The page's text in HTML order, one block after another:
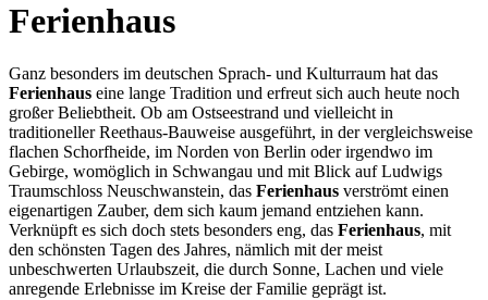
Ferienhaus
Ganz besonders im deutschen Sprach- und Kulturraum hat das
Ferienhaus eine lange Tradition und erfreut sich auch heute noch
großer Beliebtheit. Ob am Ostseestrand und vielleicht in
traditioneller Reethaus-Bauweise ausgeführt, in der vergleichsweise
flachen Schorfheide, im Norden von Berlin oder irgendwo im
Gebirge, womöglich in Schwangau und mit Blick auf Ludwigs
Traumschloss Neuschwanstein, das Ferienhaus verströmt einen
eigenartigen Zauber, dem sich kaum jemand entziehen kann.
Verknüpft es sich doch stets besonders eng, das Ferienhaus, mit
den schönsten Tagen des Jahres, nämlich mit der meist
unbeschwerten Urlaubszeit, die durch Sonne, Lachen und viele
anregende Erlebnisse im Kreise der Familie geprägt ist.